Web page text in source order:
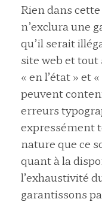
Rien dans
n’exclura une
qu’il serait
site web et
« en l’état » et
peuvent
erreurs
expressément
nature que ce
quant à la
l’exhaustivité
garantissons